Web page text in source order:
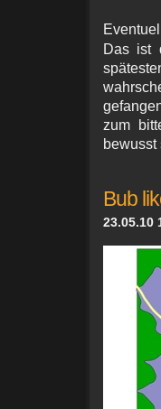
Das ist
zum
bewusst
Bub
23.05.10